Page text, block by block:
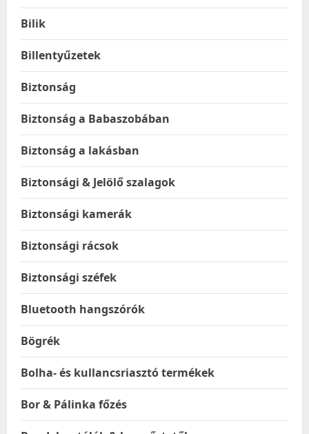
Bilik
Billentyűzetek
Biztonság
Biztonság a Babaszobában
Biztonság a lakásban
Biztonsági & Jelölő szalagok
Biztonsági kamerák
Biztonsági rácsok
Biztonsági széfek
Bluetooth hangszórók
Bögrék
Bolha- és kullancsriasztó termékek
Bor & Pálinka főzés